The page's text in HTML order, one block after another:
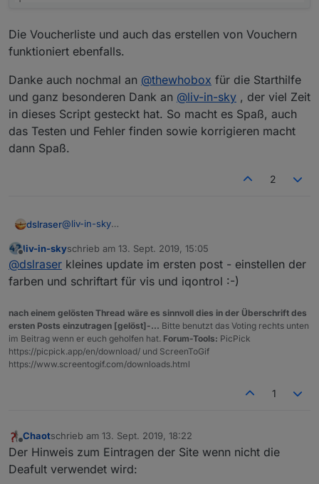
html-
widget
voucher
auflistun
g in
tabellen
vouchers,iqontrol=true
n
es gibt im script setting eine variable
voucher
s
löschen
es gibt 2 datenpunkte für seleqtList-
Widget, dadurch einfache vis
anbindung (iqontrol, vis)
listung
in
tabellen
form
über ein
clientauf
listung
tabellen
anwesenheit,iqontrol=true es gibt
verschiedene tabellen dafür: alle
clients (mit disconnected), nur
disconnected, nur clients am lan, nur
Die Voucherliste und auch das erstellen von Vouchern
funktioniert ebenfalls.
Danke auch nochmal an @thewhobox für die Starthilfe
und ganz besonderen Dank an @liv-in-sky , der viel Zeit
in dieses Script gesteckt hat. So macht es Spaß, auch
das Testen und Fehler finden sowie korrigieren macht
dann Spaß.
2
dslraser@liv-in-sky
Feedback Nr.: 1
ich habe jetzt 3 AP drinn sowie iQontrol und alles
andere aktiv. Läuft alles (bei mir über aliasname)
sieht dann in iQontrol bei mir so aus:
Offline
liv-in-skyschrieb am 13. Sept. 2019, 15:05
zuletzt editiert von
@dslraser kleines update im ersten post - einstellen der
farben und schriftart für vis und iqontrol :-)
nach einem gelösten Thread wäre es sinnvoll dies in der Überschrift des
ersten Posts einzutragen [gelöst]-... Bitte benutzt das Voting rechts unten
im Beitrag wenn er euch geholfen hat. Forum-Tools: PicPick
https://picpick.app/en/download/ und ScreenToGif
https://www.screentogif.com/downloads.html
1
Offline
Chaotschrieb am 13. Sept. 2019, 18:22
zuletzt editiert von
Der Hinweis zum Eintragen der Site wenn nicht die
Deafult verwendet wird: